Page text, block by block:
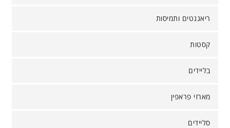
ריאגנטים ותמיסות
קסטות
בליידים
מארזי פראפין
סליידים